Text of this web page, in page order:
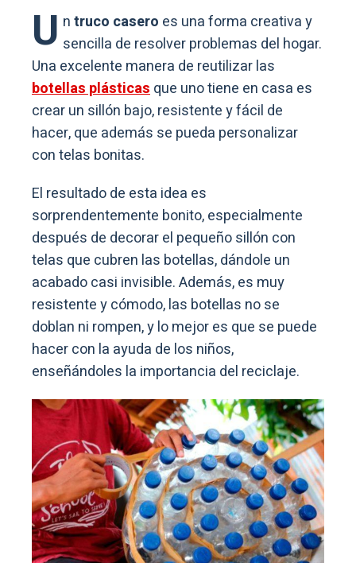
U ntruco casero es una forma creativa y
sencilla de resolver problemas del hogar.
Una excelente manera de reutilizar las
botellas plásticasque uno tiene en casa es
crear un sillón bajo, resistente y fácil de
hacer, que además se pueda personalizar
con telas bonitas.
El resultado de esta idea es
sorprendentemente bonito, especialmente
después de decorar el pequeño sillón con
telas que cubren las botellas, dándole un
acabado casi invisible. Además, es muy
resistente y cómodo, las botellas no se
doblan ni rompen, y lo mejor es que se puede
hacer con la ayuda de los niños,
enseñándoles la importancia del reciclaje.